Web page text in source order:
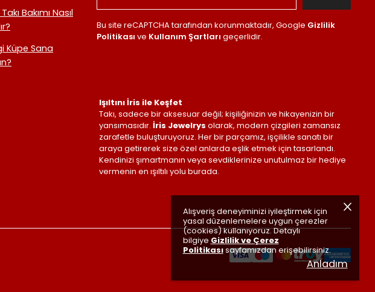
Alışveriş deneyiminizi iyileştirmek için
yasal düzenlemelere uygun çerezler
(cookies) kullanıyoruz. Detaylı
bilgiye Gizlilik ve Çerez
Politikasısayfamızdan erişebilirsiniz.
Anladım
Bakımı Nasıl
Küpe Sana
Bu site reCAPTCHA tarafından korunmaktadır, Google Gizlilik
Politikası ve Kullanım Şartları geçerlidir.
Işıltını İris ile Keşfet
Takı, sadece bir aksesuar değil; kişiliğinizin ve hikayenizin bir
yansımasıdır. İris Jewelrys olarak, modern çizgileri zamansız
zarafetle buluşturuyoruz. Her bir parçamız, işçilikle sanatı bir
araya getirerek size özel anlarda eşlik etmek için tasarlandı.
Kendinizi şımartmanın veya sevdiklerinize unutulmaz bir hediye
vermenin en ışıltılı yolu burada.